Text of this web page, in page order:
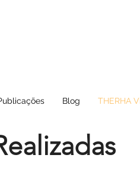
Blog THERHA